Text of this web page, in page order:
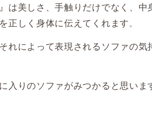
は美しさ、手触りだけでなく、中
正しく身体に伝えてくれます。
れによって表現されるソファの気
入りのソファがみつかると思いま